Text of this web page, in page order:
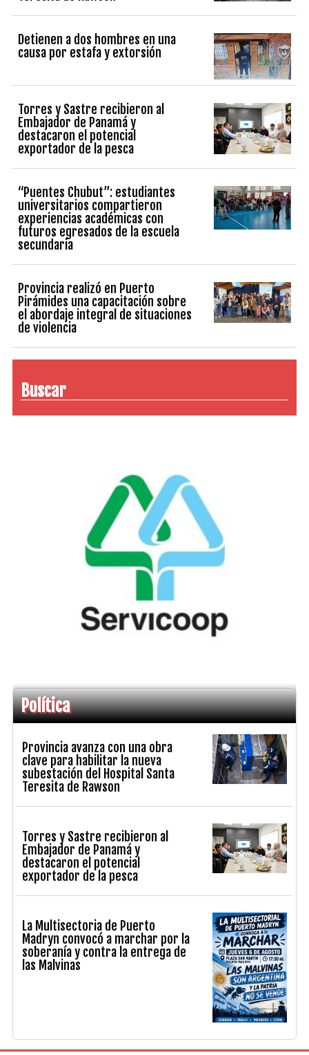
Detienen a dos hombres en una
causa por estafa y extorsión
Torres y Sastre recibieron al
Embajador de Panamá y
destacaron el potencial
exportador de la pesca
“Puentes Chubut”: estudiantes
universitarios compartieron
experiencias académicas con
futuros egresados de la escuela
secundaria
Provincia realizó en Puerto
Pirámides una capacitación sobre
el abordaje integral de situaciones
de violencia
Buscar
Política
Provincia avanza con una obra
clave para habilitar la nueva
subestación del Hospital Santa
Teresita de Rawson
Torres y Sastre recibieron al
Embajador de Panamá y
destacaron el potencial
exportador de la pesca
La Multisectoria de Puerto
Madryn convocó a marchar por la
soberanía y contra la entrega de
las Malvinas